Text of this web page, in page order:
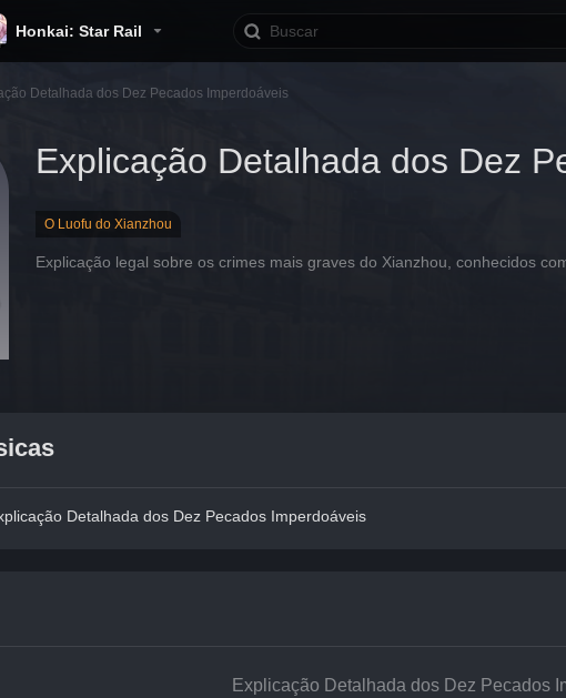
Honkai: Star Rail
Detalhada dos Dez Pecados Imperdoáveis
Explicação Detalhada dos Dez
O Luofu do Xianzhou
Explicação legal sobre os crimes mais graves do Xianzhou, conhecidos
Detalhada dos Dez Pecados Imperdoáveis
Explicação Detalhada dos Dez Pecados